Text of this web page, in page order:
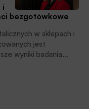
i
bezgotówkowe
w sklepach i
jest
wyniki badania
dla Fundacji